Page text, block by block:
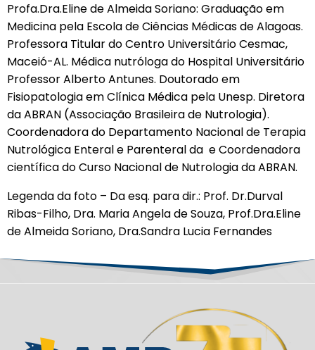
Profa.Dra.Eline de Almeida Soriano: Graduação em
Medicina pela Escola de Ciências Médicas de Alagoas.
Professora Titular do Centro Universitário Cesmac,
Maceió-AL. Médica nutróloga do Hospital Universitário
Professor Alberto Antunes. Doutorado em
Fisiopatologia em Clínica Médica pela Unesp. Diretora
da ABRAN (Associação Brasileira de Nutrologia).
Coordenadora do Departamento Nacional de Terapia
Nutrológica Enteral e Parenteral da e Coordenadora
científica do Curso Nacional de Nutrologia da ABRAN.
Legenda da foto – Da esq. para dir.: Prof. Dr.Durval
Ribas-Filho, Dra. Maria Angela de Souza, Prof.Dra.Eline
de Almeida Soriano, Dra.Sandra Lucia Fernandes